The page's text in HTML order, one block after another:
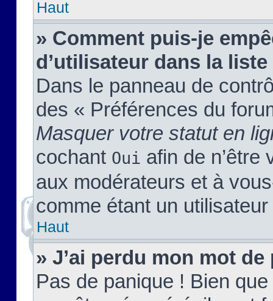
Haut
» Comment puis-je
d’utilisateur dans la
Dans le panneau de
des « Préférences du
Masquer votre statut en
cochant Oui afin de n’être
aux modérateurs et à
comme étant un
Haut
» J’ai perdu mon mot de
Pas de panique ! Bien